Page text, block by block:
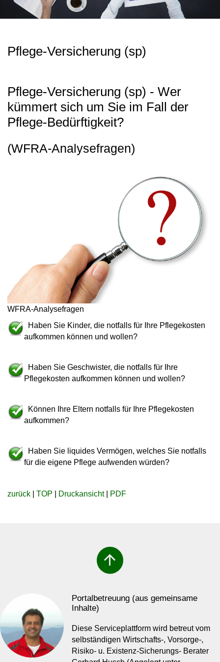
Pflege-Versicherung (sp)
Pflege-Versicherung (sp) - Wer
kümmert sich um Sie im Fall der
Pflege-Bedürftigkeit?
(WFRA-Analysefragen)
WFRA-Analysefragen
Haben Sie Kinder, die notfalls für Ihre Pflegekosten
aufkommen können und wollen?
Haben Sie Geschwister, die notfalls für Ihre
Pflegekosten aufkommen können und wollen?
Können Ihre Eltern notfalls für Ihre Pflegekosten
aufkommen?
Haben Sie liquides Vermögen, welches Sie notfalls
für die eigene Pflege aufwenden würden?
zurück TOP Druckansicht| PDF
arrow_upward
Portalbetreuung (aus gemeinsame
Inhalte)
Diese Serviceplattform wird betreut vom
selbständigen Wirtschafts-, Vorsorge-,
Risiko- u. Existenz-Sicherungs- Berater